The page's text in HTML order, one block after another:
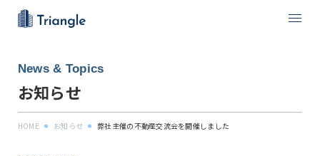
News & Topics
お知らせ
HOME お知らせ 弊社主催の不動産交流会を開催しました